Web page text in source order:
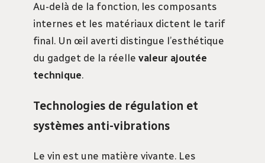
Au-delà de la fonction, les composants
internes et les matériaux dictent le tarif
final. Un œil averti distingue l’esthétique
du gadget de la réelle valeur ajoutée
technique.
Technologies de régulation et
systèmes anti-vibrations
Le vin est une matière vivante. Les